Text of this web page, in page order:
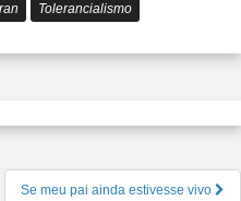
Tolerancialismo
Se meu pai ainda estivesse vivo